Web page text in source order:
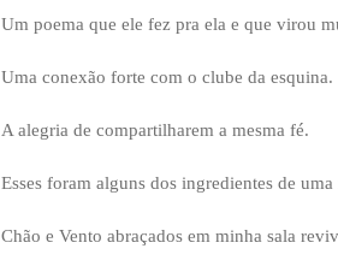
Um poema que ele fez pra ela e que virou
Uma conexão forte com o clube da esquina.
A alegria de compartilharem a mesma fé.
Esses foram alguns dos ingredientes de
Chão e Vento abraçados em minha sala